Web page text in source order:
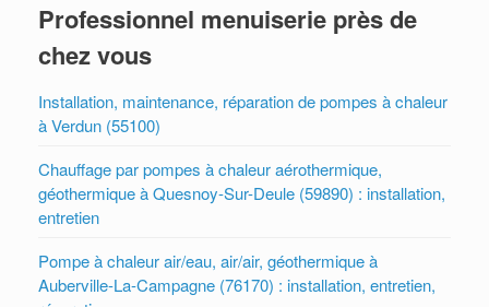
Professionnel menuiserie près de
chez vous
Installation, maintenance, réparation de pompes à chaleur
à Verdun (55100)
Chauffage par pompes à chaleur aérothermique,
géothermique à Quesnoy-Sur-Deule (59890) : installation,
entretien
Pompe à chaleur air/eau, air/air, géothermique à
Auberville-La-Campagne (76170) : installation, entretien,